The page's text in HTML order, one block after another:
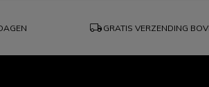
local_shipping GRATIS VERZENDING